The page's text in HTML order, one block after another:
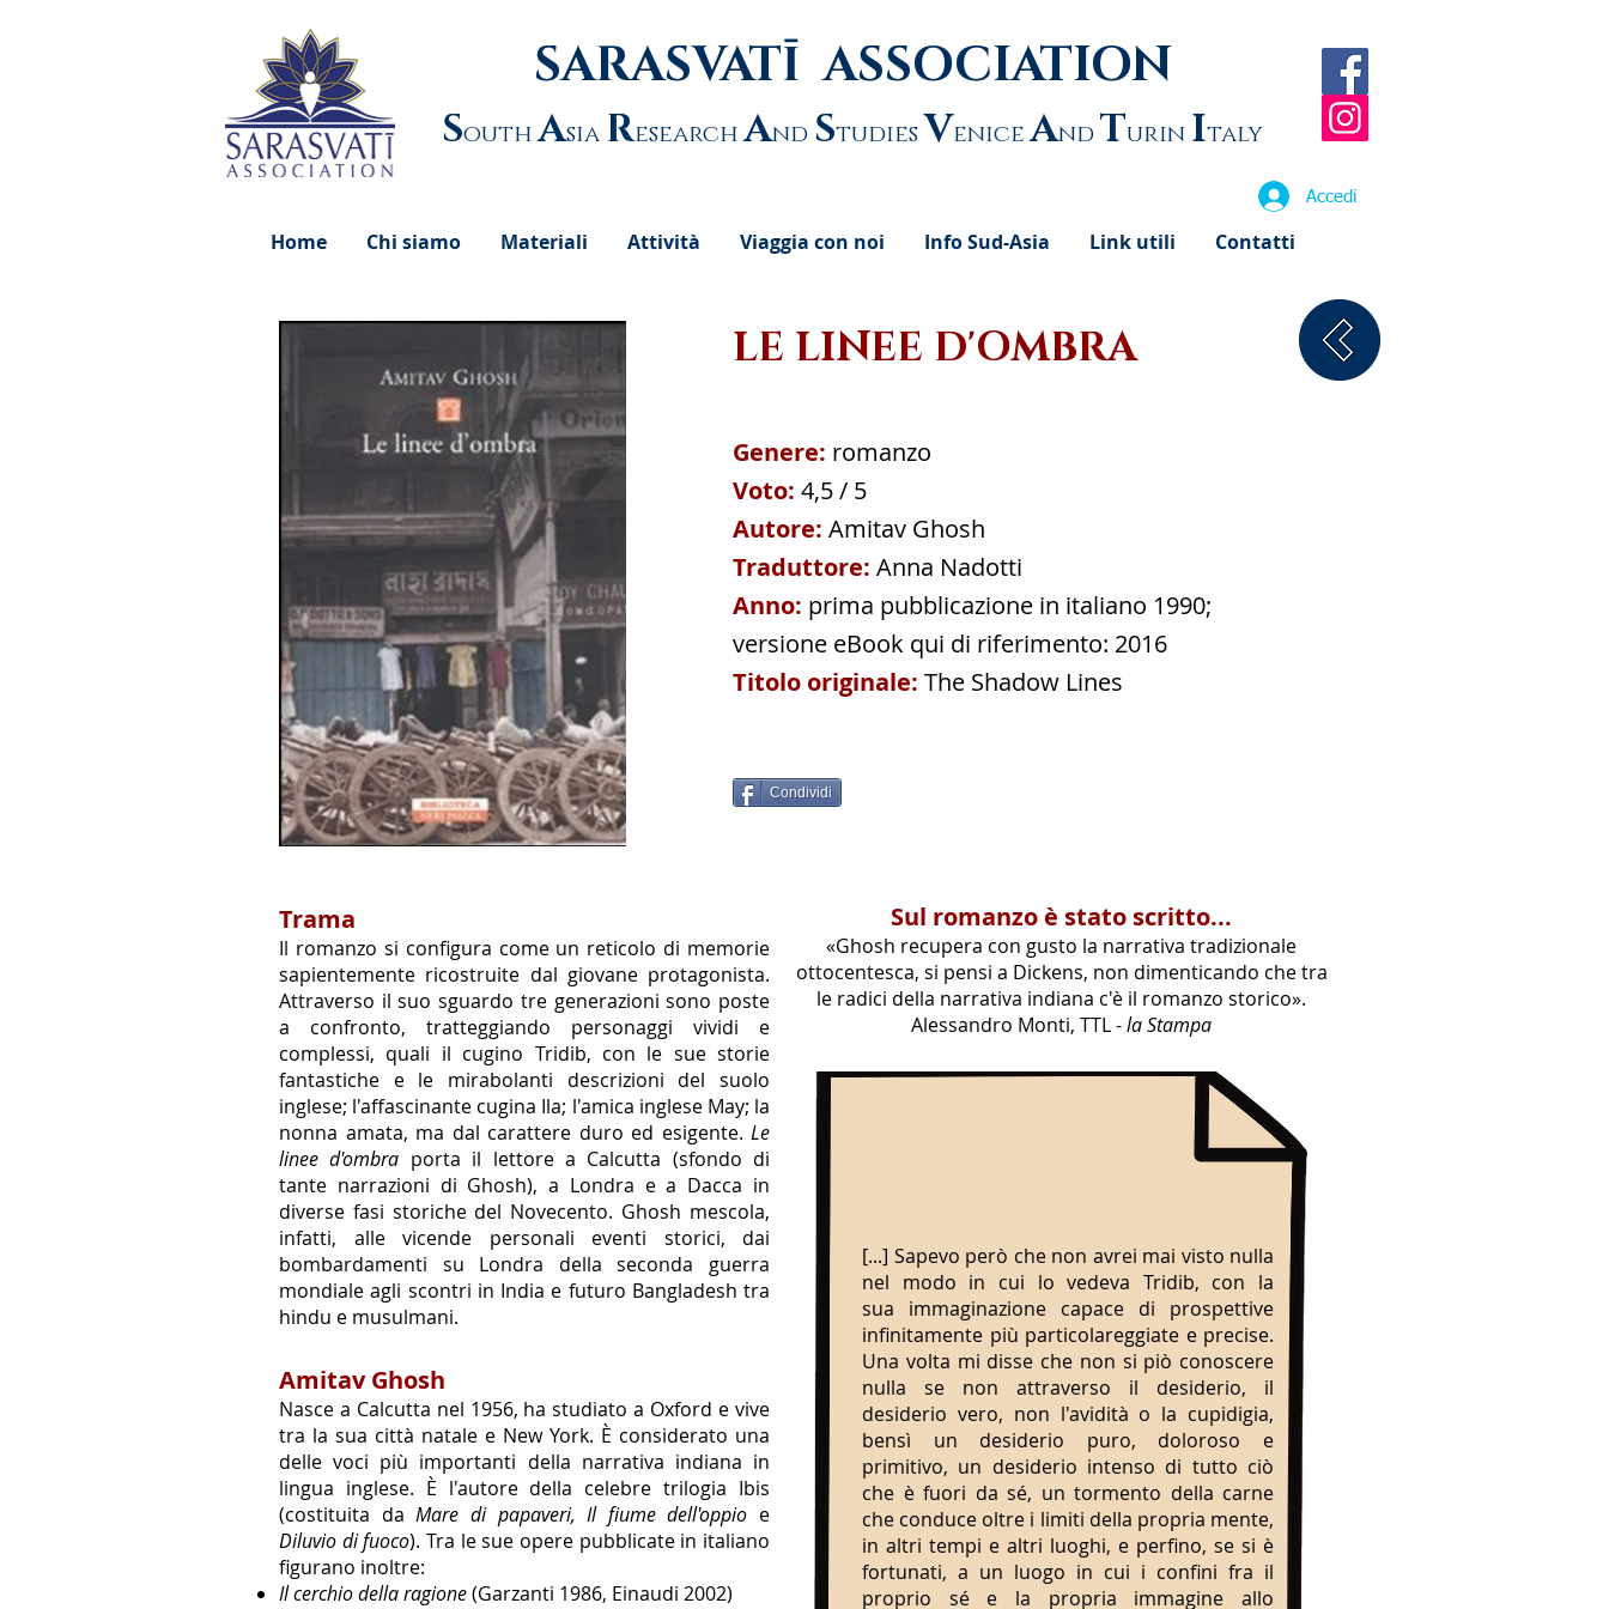
SARASVATĪ ASSOCIATION
South Asia Research And StudiesVenice AndTurin Italy
Accedi
Home Chi siamo Materiali Attività Viaggia con noi Info Sud-Asia Link utili Contatti
LE LINEE D'OMBRA
Genere: romanzo
Voto: 4,5 / 5
Autore: Amitav Ghosh
Traduttore: Anna Nadotti
Anno: prima pubblicazione in italiano 1990;
versione eBook qui di riferimento: 2016
Titolo originale: The Shadow Lines
Condividi
Trama
Il romanzo si configura come un reticolo di memorie
sapientemente ricostruite dal giovane protagonista.
Attraverso il suo sguardo tre generazioni sono poste
a confronto, tratteggiando personaggi vividi e
complessi, quali il cugino Tridib, con le sue storie
fantastiche e le mirabolanti descrizioni del suolo
inglese; l'affascinante cugina Ila; l'amica inglese May; la
nonna amata, ma dal carattere duro ed esigente. Le
linee d'ombra porta il lettore a Calcutta (sfondo di
tante narrazioni di Ghosh), a Londra e a Dacca in
diverse fasi storiche del Novecento. Ghosh mescola,
infatti, alle vicende personali eventi storici, dai
bombardamenti su Londra della seconda guerra
mondiale agli scontri in India e futuro Bangladesh tra
hindu e musulmani.
Amitav Ghosh
Nasce a Calcutta nel 1956, ha studiato a Oxford e vive
tra la sua città natale e New York. È considerato una
delle voci più importanti della narrativa indiana in
lingua inglese. È l'autore della celebre trilogia Ibis
(costituita daMare di papaveri, Il fiume dell'oppio e
Diluvio di fuoco). Tra le sue opere pubblicate in italiano
figurano inoltre:
Ilcerchio della ragione(Garzanti 1986, Einaudi 2002)
Sul romanzo è stato scritto...
«Ghosh recupera con gusto la narrativa tradizionale
ottocentesca, si pensi a Dickens, non dimenticando che tra
le radici della narrativa indiana c'è il romanzo storico».
Alessandro Monti, TTL -la Stampa
[...] Sapevo però che non avrei mai visto nulla
nel modo in cui lo vedeva Tridib, con la
sua immaginazione capace di prospettive
infinitamente più particolareggiate e precise.
Una volta mi disse che non si piò conoscere
nulla se non attraverso il desiderio, il
desiderio vero, non l'avidità o la cupidigia,
bensì un desiderio puro, doloroso e
primitivo, un desiderio intenso di tutto ciò
che è fuori da sé, un tormento della carne
che conduce oltre i limiti della propria mente,
in altri tempi e altri luoghi, e perfino, se si è
fortunati, a un luogo in cui i confini fra il
proprio sé e la propria immagine allo